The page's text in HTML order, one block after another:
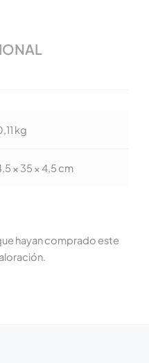
kg
× 35 × 4,5 cm
hayan comprado este